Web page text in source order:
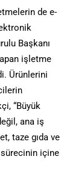
de e-
Başkanı
işletme
Ürünlerini
“Büyük
ana iş
taze gıda ve
içine